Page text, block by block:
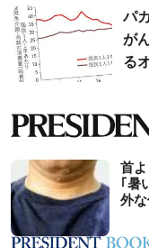
パ
が
る
首
｢暑
外